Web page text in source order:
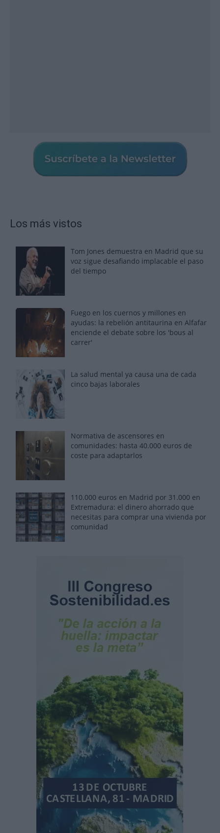
Los más vistos
Tom Jones demuestra en Madrid que su
voz sigue desafiando implacable el paso
del tiempo
Fuego en los cuernos y millones en
ayudas: la rebelión antitaurina en Alfafar
enciende el debate sobre los 'bous al
carrer'
La salud mental ya causa una de cada
cinco bajas laborales
Normativa de ascensores en
comunidades: hasta 40.000 euros de
coste para adaptarlos
110.000 euros en Madrid por 31.000 en
Extremadura: el dinero ahorrado que
necesitas para comprar una vivienda por
comunidad